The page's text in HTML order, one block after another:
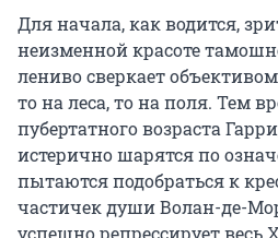
Для начала, как водится,
неизменной красоте
лениво сверкает
то на леса, то на поля. Тем
пубертатного возраста
истерично шарятся по
пытаются подобраться к
частичек души Волан-де-
успешно репрессирует весь